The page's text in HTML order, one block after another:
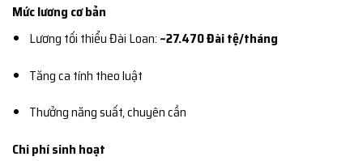
Mức lương cơ bản
Lương tối thiểu Đài Loan: ~27.470 Đài tệ/tháng
Tăng ca tính theo luật
Thưởng năng suất, chuyên cần
Chi phí sinh hoạt